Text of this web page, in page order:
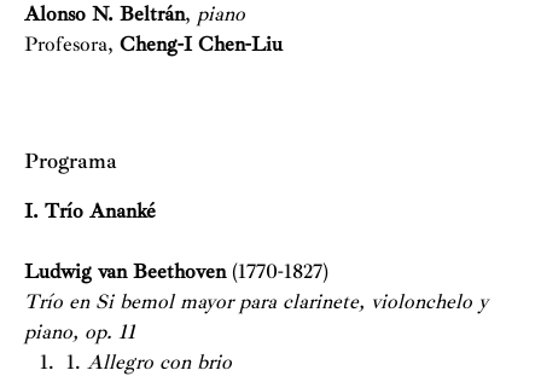
Alonso N. Beltrán, piano
Profesora, Cheng-I Chen-Liu
Programa
I. Trío Ananké
Ludwig van Beethoven (1770-1827)
Trío en Si bemol mayor para clarinete, violonchelo y
piano, op. 11
1. Allegro con brio